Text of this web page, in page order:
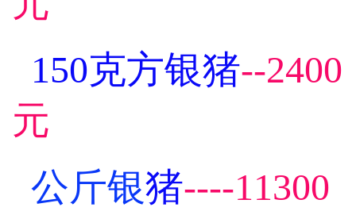
150克方银猪--2400
元
公斤银猪----11300